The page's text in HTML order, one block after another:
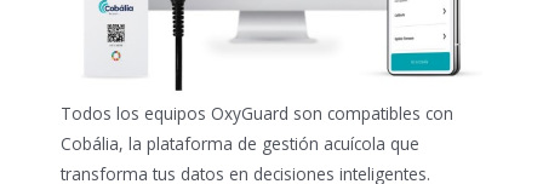
Todos los equipos OxyGuard son compatibles con
Cobália, la plataforma de gestión acuícola que
transforma tus datos en decisiones inteligentes.